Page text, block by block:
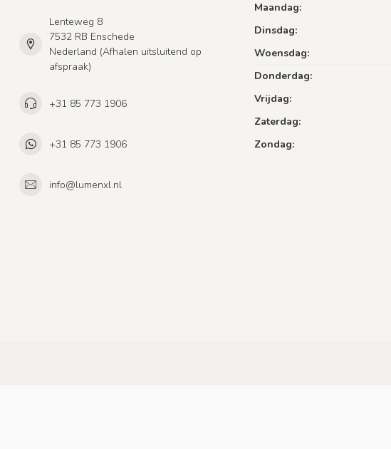
Lenteweg 8
7532 RB Enschede
Nederland (Afhalen uitsluitend op
afspraak)
+31 85 773 1906
+31 85 773 1906
info@lumenxl.nl
Maandag:
Dinsdag:
Woensdag:
Donderdag:
Vrijdag:
Zaterdag:
Zondag: